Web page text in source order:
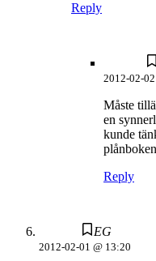
Reply
2012-02-
Måste
en
kunde
Reply
EG
2012-02-01 @ 13:20